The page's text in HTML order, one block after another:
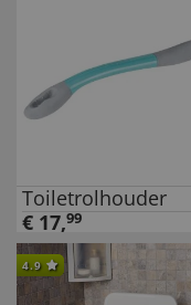
Toiletrolhouder
€ 17,99
4.9